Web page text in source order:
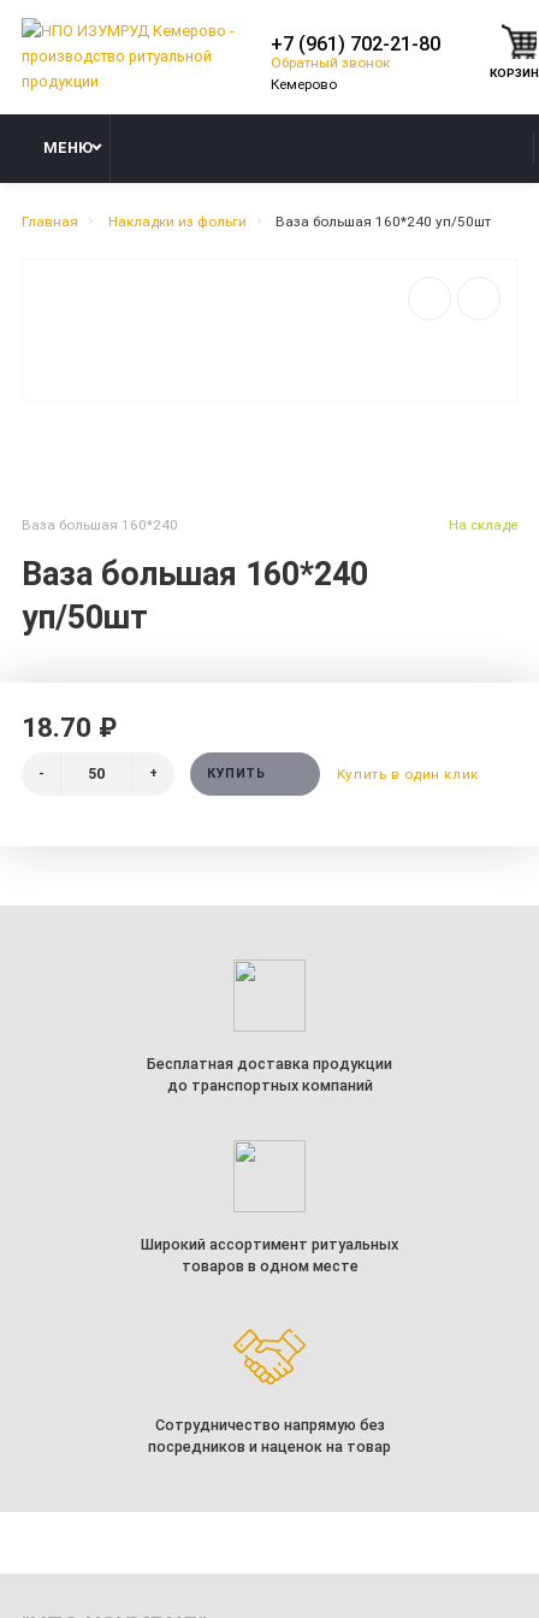
+7 (961) 702-21-80
Обратный звонок
МЕНЮ
Главная Накладки из фольги Ваза большая 160*240 уп/50шт
Ваза большая 160*240
Ваза большая 160*240
уп/50шт
На складе
18.70 ₽
- + КУПИТЬ Купить в один клик
Бесплатная доставка продукции
до транспортных компаний
Широкий ассортимент ритуальных
товаров в одном месте
Сотрудничество напрямую без
посредников и наценок на товар